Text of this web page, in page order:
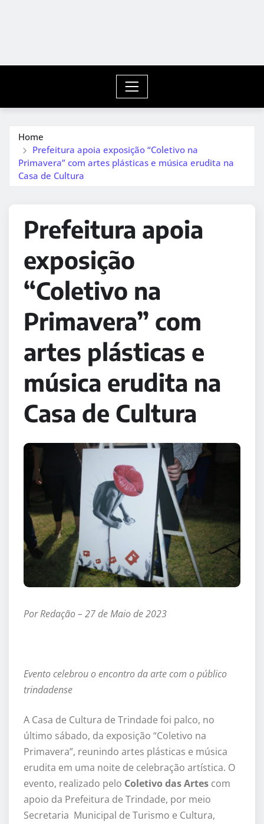
Home
Prefeitura apoia exposição “Coletivo na
Primavera” com artes plásticas e música erudita na
Casa de Cultura
Prefeitura apoia
exposição
“Coletivo na
Primavera” com
artes plásticas e
música erudita na
Casa de Cultura
Por Redação – 27 de Maio de 2023
Evento celebrou o encontro da arte com o público
trindadense
A Casa de Cultura de Trindade foi palco, no
último sábado, da exposição “Coletivo na
Primavera”, reunindo artes plásticas e música
erudita em uma noite de celebração artística. O
evento, realizado pelo Coletivo das Artes com
apoio da Prefeitura de Trindade, por meio
Secretaria Municipal de Turismo e Cultura,